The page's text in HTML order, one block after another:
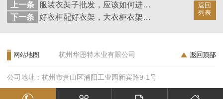
返回
列表
上一条
服装衣架子批发，应该如何进行？--华恩
下一条
好衣柜配好衣架，大衣柜衣架选择技巧--华恩
网站地图 杭州华恩特木业有限公司
公司地址：杭州市萧山区浦阳工业园新宾路9-1号